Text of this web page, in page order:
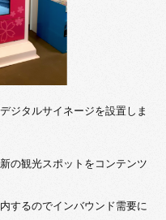
ジタルサイネージを設置しま
の観光スポットをコンテンツ
するのでインバウンド需要に